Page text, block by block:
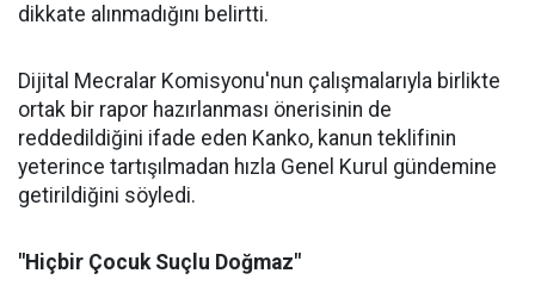
dikkate alınmadığını belirtti.
Dijital Mecralar Komisyonu'nun çalışmalarıyla birlikte
ortak bir rapor hazırlanması önerisinin de
reddedildiğini ifade eden Kanko, kanun teklifinin
yeterince tartışılmadan hızla Genel Kurul gündemine
getirildiğini söyledi.
"Hiçbir Çocuk Suçlu Doğmaz"